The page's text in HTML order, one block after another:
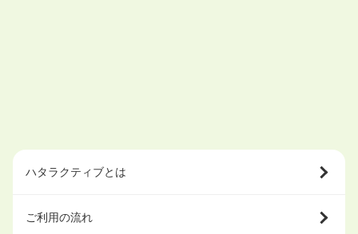
ハタラクティブとは
ご利用の流れ